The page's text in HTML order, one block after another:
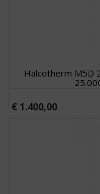
Halcotherm M5D
€ 1.400,00